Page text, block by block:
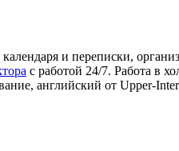
и переписки,
с работой 24/7. Работа в
английский от Upper-